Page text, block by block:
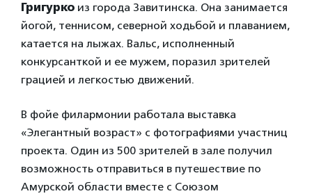
Григурко из города Завитинска. Она занимается
йогой, теннисом, северной ходьбой и плаванием,
катается на лыжах. Вальс, исполненный
конкурсанткой и ее мужем, поразил зрителей
грацией и легкостью движений.
В фойе филармонии работала выставка
«Элегантный возраст» с фотографиями участниц
проекта. Один из 500 зрителей в зале получил
возможность отправиться в путешествие по
Амурской области вместе с Союзом